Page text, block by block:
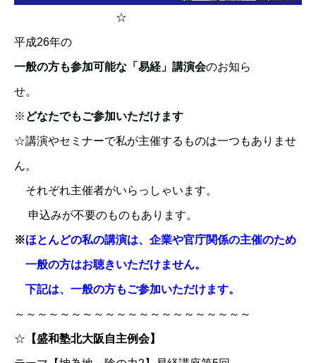
☆
平成26年の
一般の方も参加可能な「易経」講演会のお知ら
せ。
※ どなたでもご参加いただけます
☆講演やセミナーで私が主催するものは一つもありませ
ん。
それぞれ主催者がいらっしゃいます。
申込みが不要のものもあります。
※ほとんどの私の講演は、企業や官庁関係の主催のため
一般の方はお聴きいただけません。
下記は、一般の方もご参加いただけます。
～～～～～～～～～～～～～～～～～～～～～
☆ 【盛和塾北大阪自主例会】